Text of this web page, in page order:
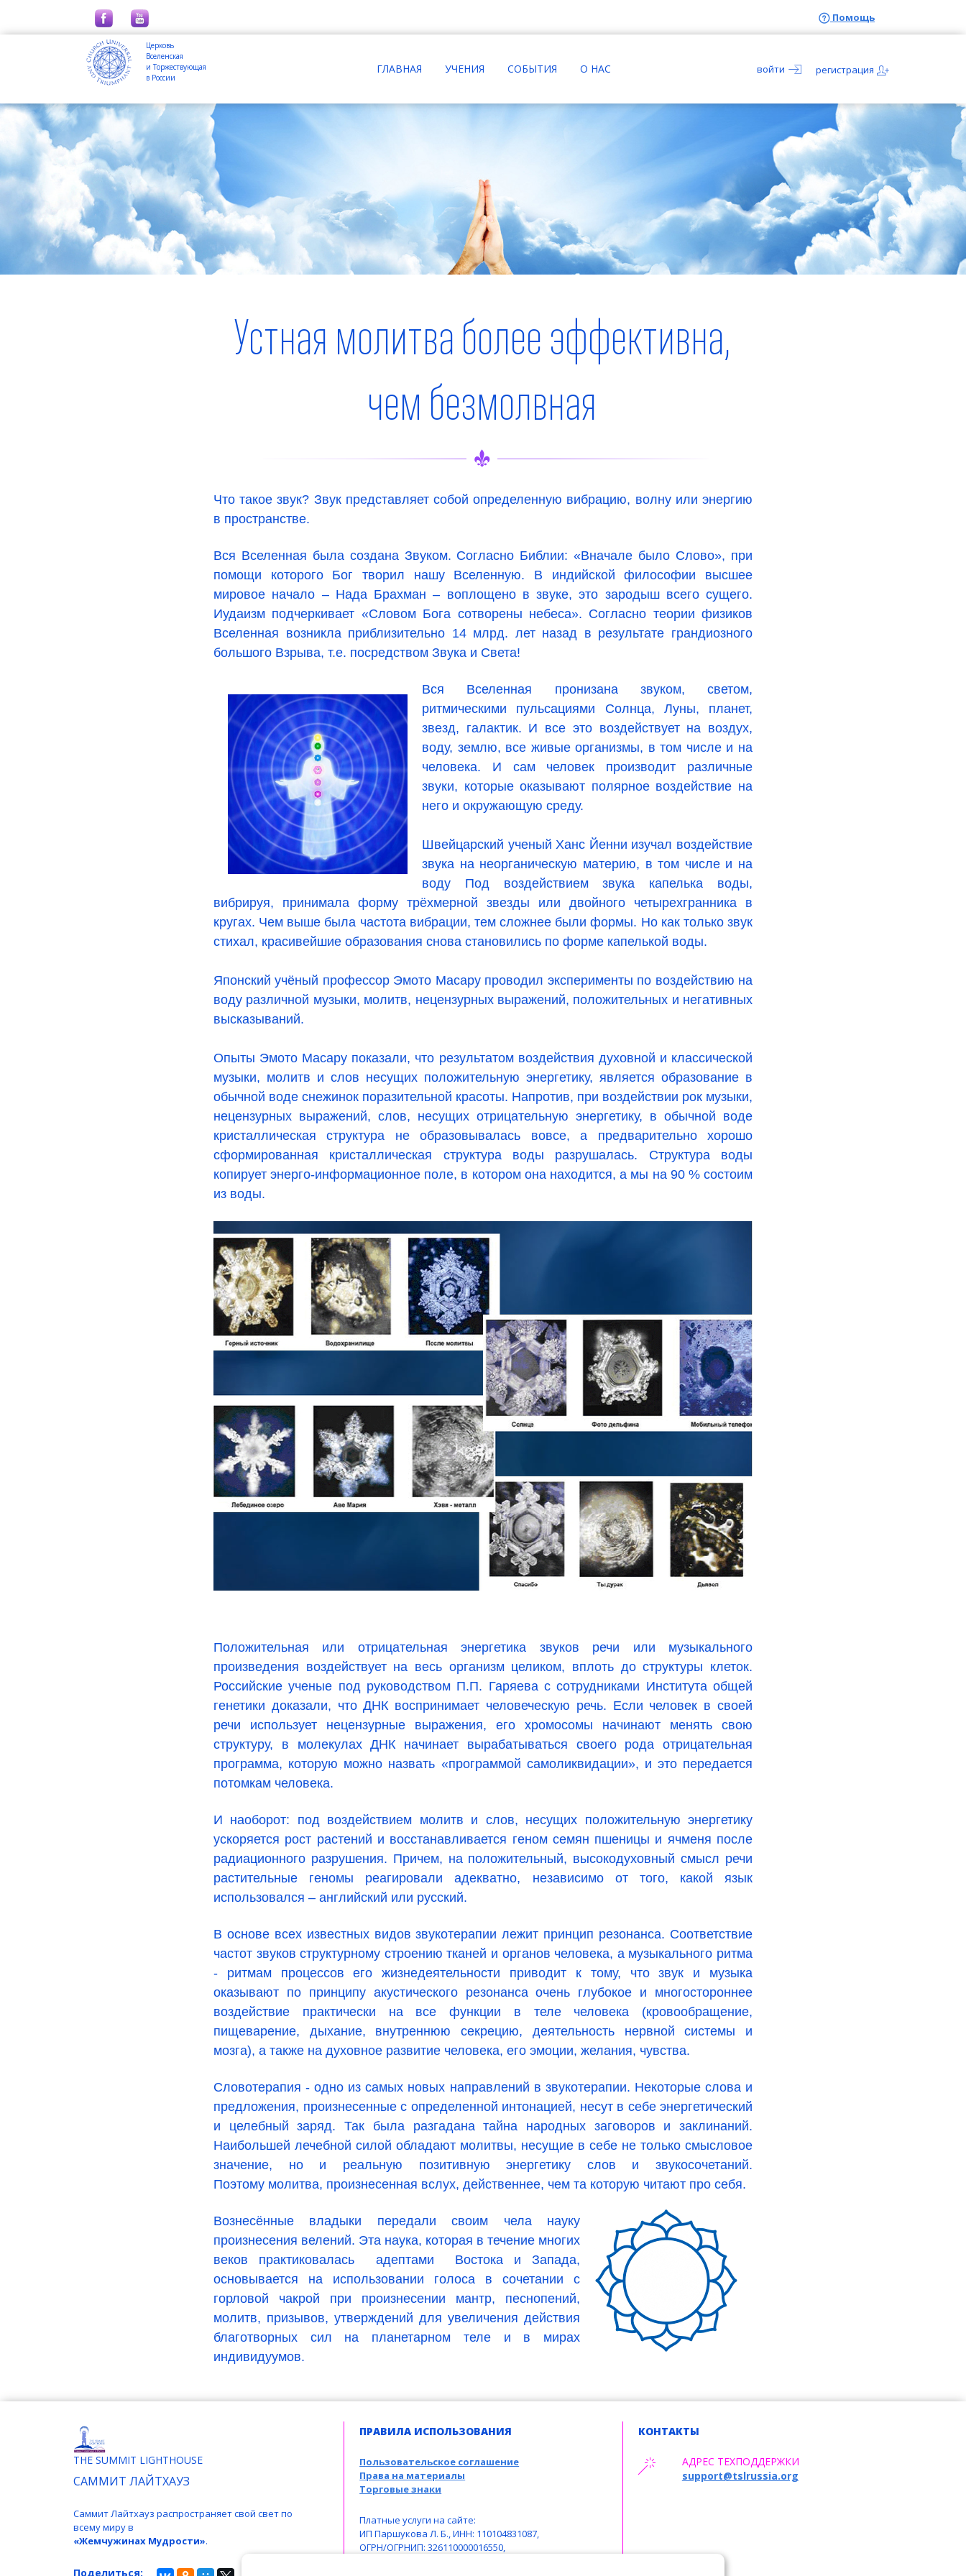
Помощь
Церковь
Вселенская
и Торжествующая
в России
ГЛАВНАЯ УЧЕНИЯ СОБЫТИЯ О НАС войти регистрация
Устная молитва более эффективна,
чем безмолвная
Что такое звук? Звук представляет собой определенную вибрацию, волну или энергию
в пространстве.
Вся Вселенная была создана Звуком. Согласно Библии: «Вначале было Слово», при
помощи которого Бог творил нашу Вселенную. В индийской философии высшее
мировое начало – Нада Брахман – воплощено в звуке, это зародыш всего сущего.
Иудаизм подчеркивает «Словом Бога сотворены небеса». Согласно теории физиков
Вселенная возникла приблизительно 14 млрд. лет назад в результате грандиозного
большого Взрыва, т.е. посредством Звука и Света!
Вся Вселенная пронизана звуком, светом,
ритмическими пульсациями Солнца, Луны, планет,
звезд, галактик. И все это воздействует на воздух,
воду, землю, все живые организмы, в том числе и на
человека. И сам человек производит различные
звуки, которые оказывают полярное воздействие на
него и окружающую среду.
Швейцарский ученый Ханс Йенни изучал воздействие
звука на неорганическую материю, в том числе и на
воду Под воздействием звука капелька воды,
вибрируя, принимала форму трёхмерной звезды или двойного четырехгранника в
кругах. Чем выше была частота вибрации, тем сложнее были формы. Но как только звук
стихал, красивейшие образования снова становились по форме капелькой воды.
Японский учёный профессор Эмото Масару проводил эксперименты по воздействию на
воду различной музыки, молитв, нецензурных выражений, положительных и негативных
высказываний.
Опыты Эмото Масару показали, что результатом воздействия духовной и классической
музыки, молитв и слов несущих положительную энергетику, является образование в
обычной воде снежинок поразительной красоты. Напротив, при воздействии рок музыки,
нецензурных выражений, слов, несущих отрицательную энергетику, в обычной воде
кристаллическая структура не образовывалась вовсе, а предварительно хорошо
сформированная кристаллическая структура воды разрушалась. Структура воды
копирует энерго-информационное поле, в котором она находится, а мы на 90 % состоим
из воды.
Положительная или отрицательная энергетика звуков речи или музыкального
произведения воздействует на весь организм целиком, вплоть до структуры клеток.
Российские ученые под руководством П.П. Гаряева с сотрудниками Института общей
генетики доказали, что ДНК воспринимает человеческую речь. Если человек в своей
речи использует нецензурные выражения, его хромосомы начинают менять свою
структуру, в молекулах ДНК начинает вырабатываться своего рода отрицательная
программа, которую можно назвать «программой самоликвидации», и это передается
потомкам человека.
И наоборот: под воздействием молитв и слов, несущих положительную энергетику
ускоряется рост растений и восстанавливается геном семян пшеницы и ячменя после
радиационного разрушения. Причем, на положительный, высокодуховный смысл речи
растительные геномы реагировали адекватно, независимо от того, какой язык
использовался – английский или русский.
В основе всех известных видов звукотерапии лежит принцип резонанса. Соответствие
частот звуков структурному строению тканей и органов человека, а музыкального ритма
- ритмам процессов его жизнедеятельности приводит к тому, что звук и музыка
оказывают по принципу акустического резонанса очень глубокое и многостороннее
воздействие практически на все функции в теле человека (кровообращение,
пищеварение, дыхание, внутреннюю секрецию, деятельность нервной системы и
мозга), а также на духовное развитие человека, его эмоции, желания, чувства.
Словотерапия - одно из самых новых направлений в звукотерапии. Некоторые слова и
предложения, произнесенные с определенной интонацией, несут в себе энергетический
и целебный заряд. Так была разгадана тайна народных заговоров и заклинаний.
Наибольшей лечебной силой обладают молитвы, несущие в себе не только смысловое
значение, но и реальную позитивную энергетику слов и звукосочетаний.
Поэтому молитва, произнесенная вслух, действеннее, чем та которую читают про себя.
Вознесённые владыки передали своим чела науку
произнесения велений. Эта наука, которая в течение многих
веков практиковалась адептами Востока и Запада,
основывается на использовании голоса в сочетании с
горловой чакрой при произнесении мантр, песнопений,
молитв, призывов, утверждений для увеличения действия
благотворных сил на планетарном теле и в мирах
индивидуумов.
THE SUMMIT LIGHTHOUSE
САММИТ ЛАЙТХАУЗ
Саммит Лайтхауз распространяет свой свет по
всему миру в
«Жемчужинах Мудрости».
Поделиться:
ПРАВИЛА ИСПОЛЬЗОВАНИЯ
Пользовательское соглашение
Права на материалы
Торговые знаки
Платные услуги на сайте:
ИП Паршукова Л. Б., ИНН: 110104831087,
ОГРН/ОГРНИП: 326110000016550,
КОНТАКТЫ
АДРЕС ТЕХПОДДЕРЖКИ
support@tslrussia.org